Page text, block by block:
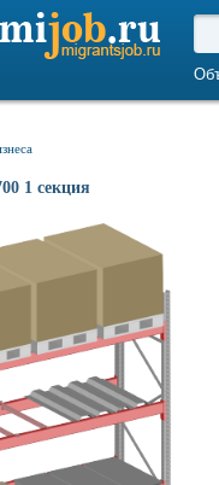
1 секция